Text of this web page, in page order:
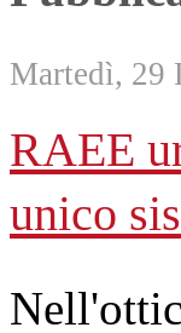
Martedì, 29
RAEE
unico